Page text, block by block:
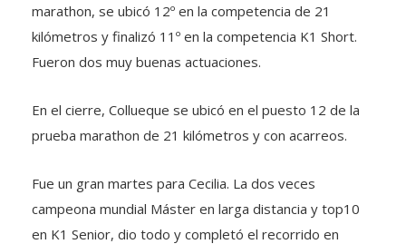
marathon, se ubicó 12º en la competencia de 21
kilómetros y finalizó 11º en la competencia K1 Short.
Fueron dos muy buenas actuaciones.
En el cierre, Collueque se ubicó en el puesto 12 de la
prueba marathon de 21 kilómetros y con acarreos.
Fue un gran martes para Cecilia. La dos veces
campeona mundial Máster en larga distancia y top10
en K1 Senior, dio todo y completó el recorrido en